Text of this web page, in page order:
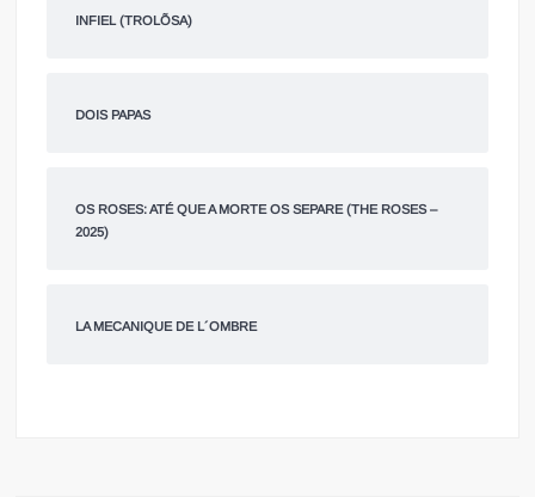
INFIEL (TROLÕSA)
DOIS PAPAS
OS ROSES: ATÉ QUE A MORTE OS SEPARE (THE ROSES –
2025)
LA MECANIQUE DE L´OMBRE